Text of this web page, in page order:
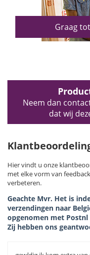
Graag
Neem dan
dat wij
Hier vindt u onze
met elke vorm van
verbeteren.
Geachte Mvr. Het is
verzendingen naar
opgenomen met Postnl
Zij hebben ons